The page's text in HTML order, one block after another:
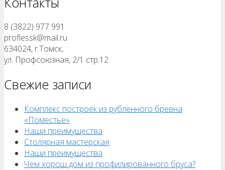
8 (3822) 977 991
proflessk@mail.ru
634024, г.Томск,
ул. Профсоюзная, 2/1 стр.12
Свежие записи
Комплекс построек из рубленного бревна
«Поместье»
Наши преимущества
Столярная мастерская
Наши преимущества
Чем хорош дом из профилированного бруса?